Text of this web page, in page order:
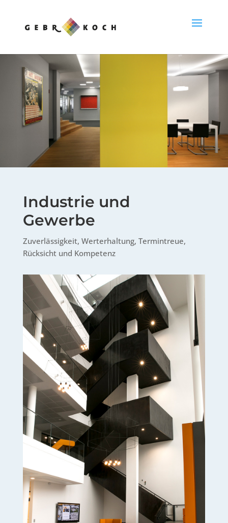
Industrie und
Gewerbe
Zuverlässigkeit, Werterhaltung, Termintreue,
Rücksicht und Kompetenz